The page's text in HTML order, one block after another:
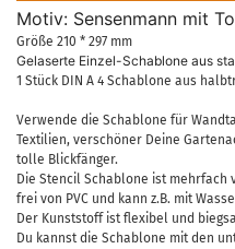
Motiv: Sensenmann mit
Größe 210 * 297 mm
Gelaserte Einzel-Schablone aus
1 Stück DIN A 4 Schablone aus
Verwende die Schablone für
Textilien, verschöner Deine
tolle Blickfänger.
Die Stencil Schablone ist
frei von PVC und kann z.B. mit
Der Kunststoff ist flexibel und
Du kannst die Schablone mit den